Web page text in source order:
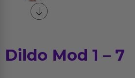
Dildo Mod 1 – 7